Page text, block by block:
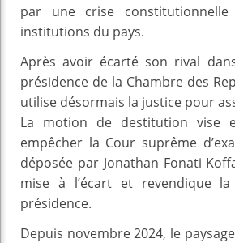
par une crise
institutions du pays.
Après avoir écarté son rival
présidence de la Chambre des
utilise désormais la justice pour
La motion de destitution vise
empêcher la Cour suprême
déposée par Jonathan Fonati
mise à l’écart et revendique
présidence.
Depuis novembre 2024, le